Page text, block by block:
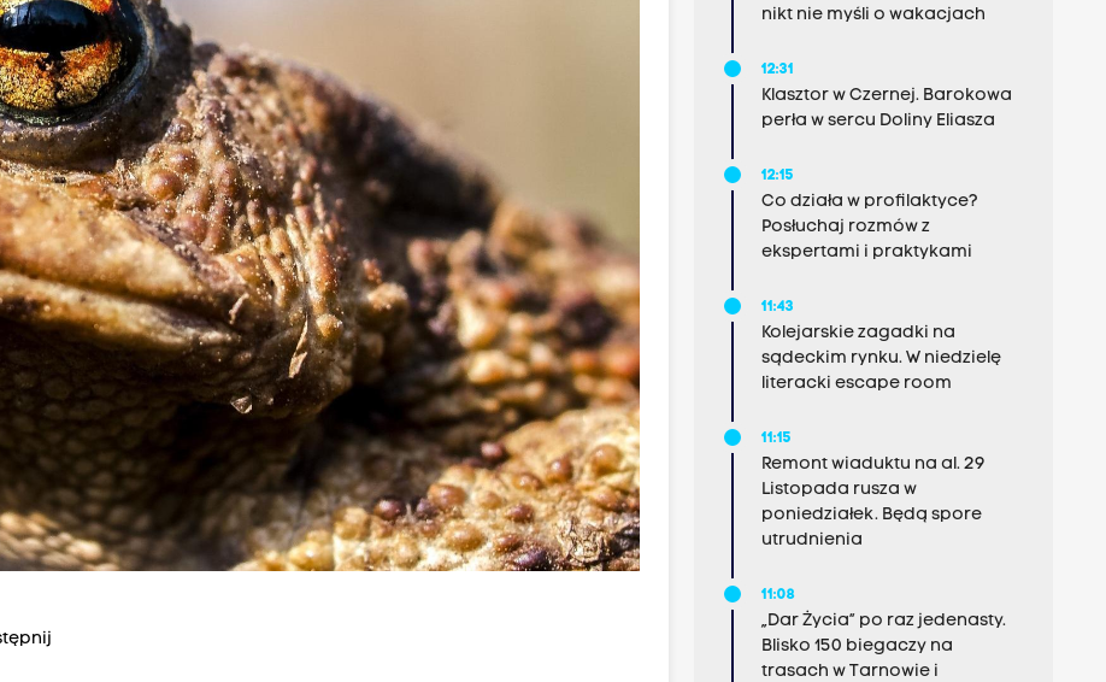
nikt nie myśli o wakacjach
12:31
Klasztor w Czernej. Barokowa
perła w sercu Doliny Eliasza
12:15
Co działa w profilaktyce?
Posłuchaj rozmów z
ekspertami i praktykami
11:43
Kolejarskie zagadki na
sądeckim rynku. W niedzielę
literacki escape room
11:15
Remont wiaduktu na al. 29
Listopada rusza w
poniedziałek. Będą spore
utrudnienia
11:08
„Dar Życia” po raz jedenasty.
Blisko 150 biegaczy na
trasach w Tarnowie i